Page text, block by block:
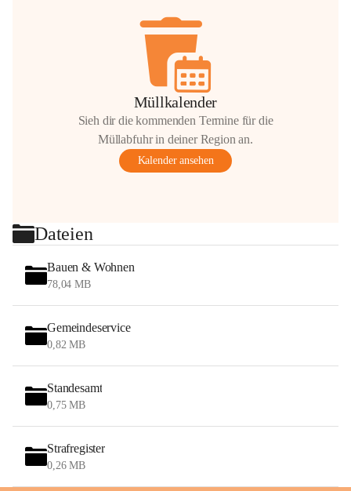
Müllkalender
Sieh dir die kommenden Termine für die
Müllabfuhr in deiner Region an.
Kalender ansehen
Dateien
Bauen & Wohnen
78,04 MB
Gemeindeservice
0,82 MB
Standesamt
0,75 MB
Strafregister
0,26 MB